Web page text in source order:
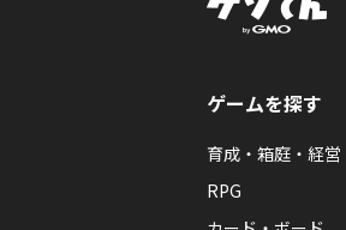
ゲームを探す
育成・箱庭・経営
RPG